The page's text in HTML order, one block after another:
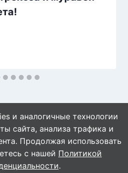
WebVinegret
и аналогичные технологии
сайта, анализа трафика и
Продолжая использовать
с нашей Политикой
.